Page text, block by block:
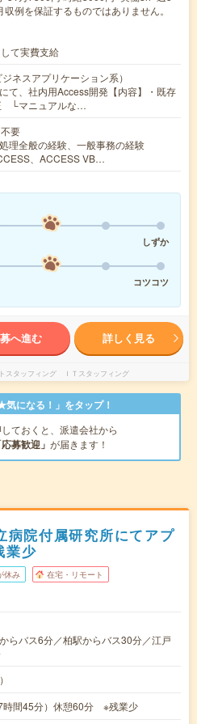
例を保証するものではありません。
て実費支給
ネスアプリケーション系）
て、社内用Access開発【内容】・既存
└マニュアルな…
要
処理全般の経験、一般事務の経験
、ACCESS VB…
しずか
コツコツ
へ進む 詳しく見る
スタッフィング ＩＴスタッフィング
になる！」をタップ！
しておくと、派遣会社から
応募歓迎」 が届きます！
病院付属研究所にてアプ
業少
休み 在宅・リモート
らバス6分／柏駅からバス30分／江戸
時間45分）休憩60分 ※残業少